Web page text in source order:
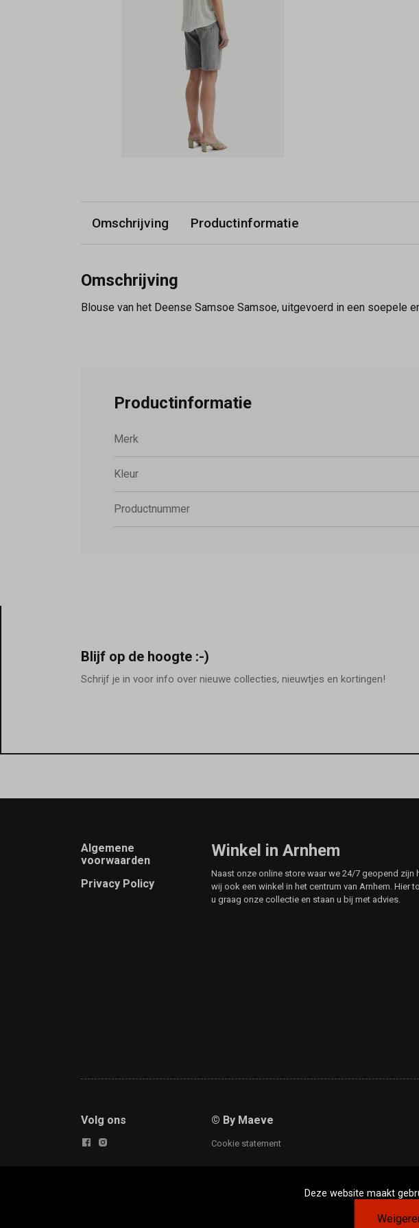
Omschrijving Productinformatie
Omschrijving
Blouse van het Deense Samsoe Samsoe, uitgevoerd in een soepele
Productinformatie
Merk
Kleur
Productnummer
Blijf op de hoogte :-)
Schrijf je in voor info over nieuwe collecties, nieuwtjes en kortingen!
Footer
Algemene
voorwaarden
Privacy Policy
Winkel in Arnhem
Naast onze online store waar we 24/7 geopend zijn
wij ook een winkel in het centrum van Arnhem. Hier
u graag onze collectie en staan u bij met advies.
Volg ons © By Maeve
Cookie statement
Deze website maakt